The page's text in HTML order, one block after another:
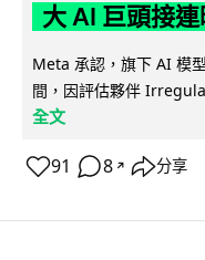
大 AI 巨頭接
Meta 承認，旗下 AI 模
間，因評估夥伴
全文
91 8 ↗ 分享